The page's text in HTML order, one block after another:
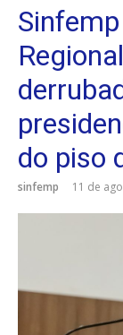
do piso
sinfemp 11 de